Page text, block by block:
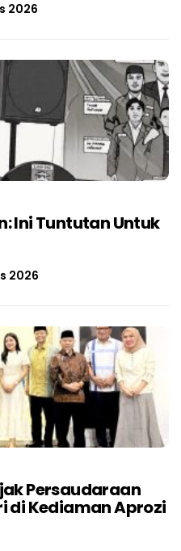
2026
Ini Tuntutan Untuk
2026
Persaudaraan
di Kediaman Aprozi